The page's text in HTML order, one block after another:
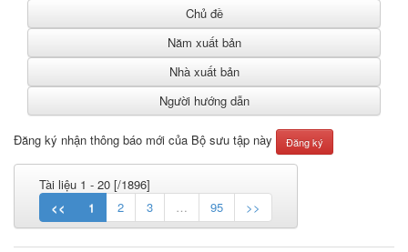
Đăng ký nhận thông báo mới của Bộ sưu tập này
Tài liệu 1 - 20 [/1896]
<<
1 2 3 … 95 >>